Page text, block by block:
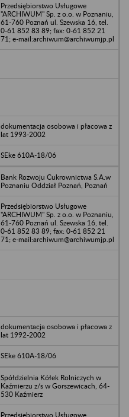
Przedsiębiorstwo Usługowe
"ARCHIWUM" Sp. z o.o. w Poznaniu,
61-760 Poznań ul. Szewska 16, tel.
0-61 852 83 89; fax: 0-61 852 21
71; e-mail:archiwum@archiwumjp.pl
dokumentacja osobowa i płacowa z
lat 1993-2002
SEke 610A-18/06
Bank Rozwoju Cukrownictwa S.A.w
Poznaniu Oddział Poznań, Poznań
Przedsiębiorstwo Usługowe
"ARCHIWUM" Sp. z o.o. w Poznaniu,
61-760 Poznań ul. Szewska 16, tel.
0-61 852 83 89; fax: 0-61 852 21
71; e-mail:archiwum@archiwumjp.pl
dokumentacja osobowa i płacowa z
lat 1992-2002
SEke 610A-18/06
Spółdzielnia Kółek Rolniczych w
Kaźmierzu z/s w Gorszewicach, 64-
530 Kaźmierz
Przedsiębiorstwo Usługowe